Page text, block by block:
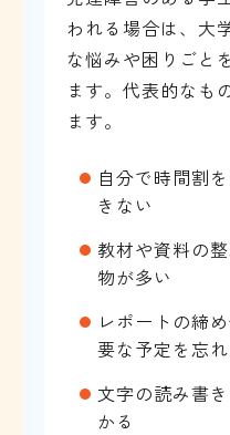
われる場合は、大
な悩みや困りごと
ます。代表的なも
ます。
自分で時間割
きない
教材や資料の
物が多い
レポートの締
要な予定を忘
文字の読み書
かる